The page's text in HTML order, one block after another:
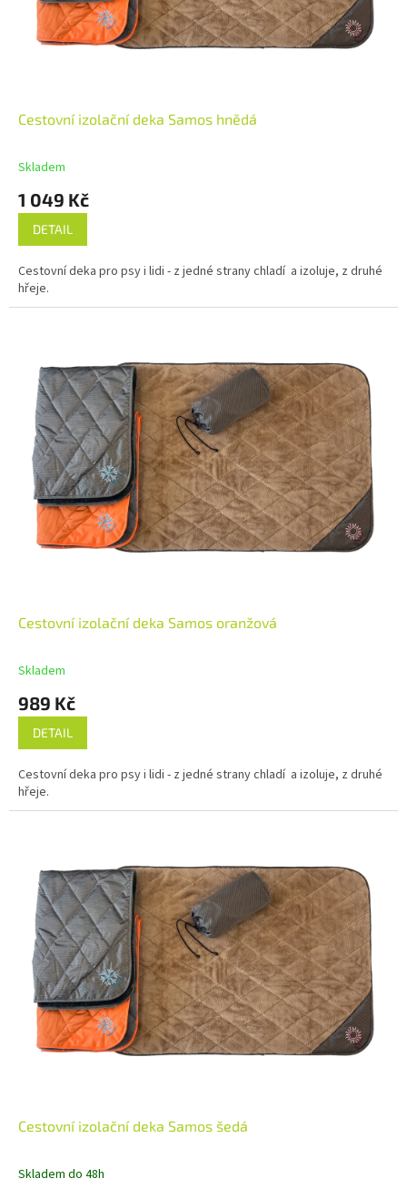
Cestovní izolační deka Samos hnědá
Skladem
1 049 Kč
DETAIL
Cestovní deka pro psy i lidi - z jedné strany chladí a izoluje, z druhé
hřeje.
Cestovní izolační deka Samos oranžová
Skladem
989 Kč
DETAIL
Cestovní deka pro psy i lidi - z jedné strany chladí a izoluje, z druhé
hřeje.
Cestovní izolační deka Samos šedá
Skladem do 48h